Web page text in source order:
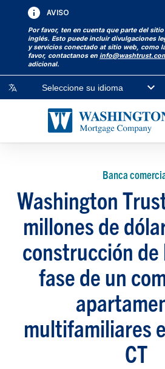
AVISO
Por favor, ten en cuenta que parte del
inglés. Esto puede incluir divulgaciones
y servicios conectado at sitio web, como
favor, contactanos en
adicional.
Seleccione su idioma
Banca
Washington
millones de
construcción
fase de un
multifamiliares
CT